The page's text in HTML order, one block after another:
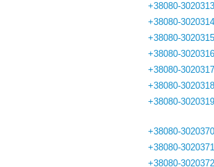
+38080-3020313
+38080-3020314
+38080-3020315
+38080-3020316
+38080-3020317
+38080-3020318
+38080-3020319
+38080-3020370
+38080-3020371
+38080-3020372